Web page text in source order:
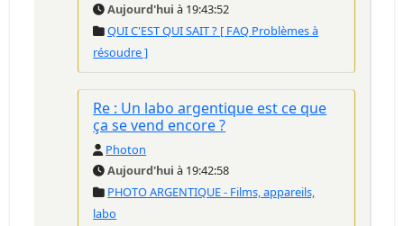
Aujourd'hui à 19:43:52
QUI C'EST QUI SAIT ? [ FAQ Problèmes à
résoudre ]
Re : Un labo argentique est ce que
ça se vend encore ?
Photon
Aujourd'hui à 19:42:58
PHOTO ARGENTIQUE - Films, appareils,
labo